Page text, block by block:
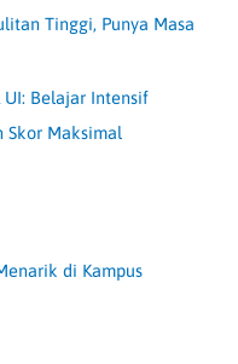
Tinggi, Punya Masa
UI: Belajar Intensif
Skor Maksimal
di Kampus